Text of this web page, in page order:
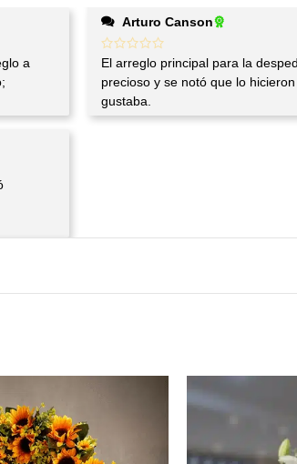
a
Arturo Canson
El arreglo principal para la
precioso y se notó que lo
gustaba.